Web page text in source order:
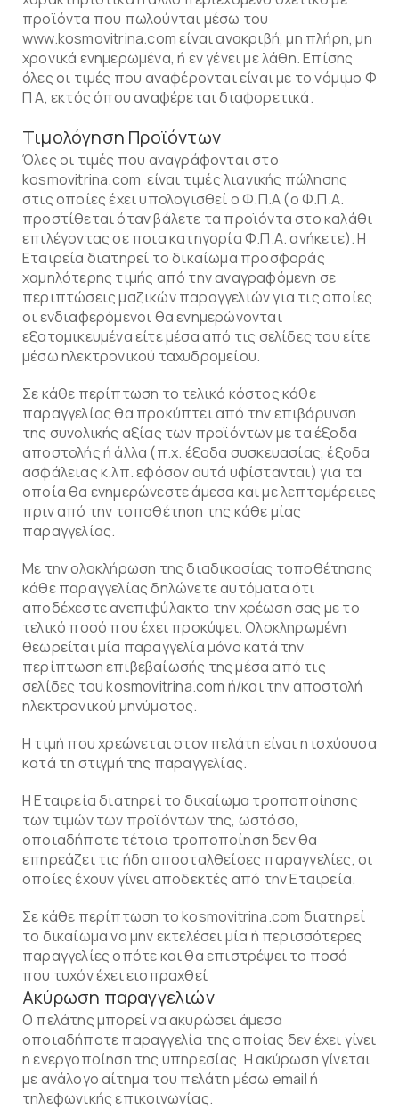
προϊόντα που πωλούνται μέσω του
www.kosmovitrina.com είναι ανακριβή, μη πλήρη, μη
χρονικά ενημερωμένα, ή εν γένει με λάθη. Επίσης
όλες οι τιμές που αναφέρονται είναι με το νόμιμο Φ
Π Α, εκτός όπου αναφέρεται διαφορετικά.
Τιμολόγηση Προϊόντων
Όλες οι τιμές που αναγράφονται στο
kosmovitrina.com είναι τιμές λιανικής πώλησης
στις οποίες έχει υπολογισθεί ο Φ.Π.Α (ο Φ.Π.Α.
προστίθεται όταν βάλετε τα προϊόντα στο καλάθι
επιλέγοντας σε ποια κατηγορία Φ.Π.Α. ανήκετε). Η
Εταιρεία διατηρεί το δικαίωμα προσφοράς
χαμηλότερης τιμής από την αναγραφόμενη σε
περιπτώσεις μαζικών παραγγελιών για τις οποίες
οι ενδιαφερόμενοι θα ενημερώνονται
εξατομικευμένα είτε μέσα από τις σελίδες του είτε
μέσω ηλεκτρονικού ταχυδρομείου.
Σε κάθε περίπτωση το τελικό κόστος κάθε
παραγγελίας θα προκύπτει από την επιβάρυνση
της συνολικής αξίας των προϊόντων με τα έξοδα
αποστολής ή άλλα (π.χ. έξοδα συσκευασίας, έξοδα
ασφάλειας κ.λπ. εφόσον αυτά υφίστανται) για τα
οποία θα ενημερώνεστε άμεσα και με λεπτομέρειες
πριν από την τοποθέτηση της κάθε μίας
παραγγελίας.
Με την ολοκλήρωση της διαδικασίας τοποθέτησης
κάθε παραγγελίας δηλώνετε αυτόματα ότι
αποδέχεστε ανεπιφύλακτα την χρέωση σας με το
τελικό ποσό που έχει προκύψει. Ολοκληρωμένη
θεωρείται μία παραγγελία μόνο κατά την
περίπτωση επιβεβαίωσής της μέσα από τις
σελίδες του kosmovitrina.com ή/και την αποστολή
ηλεκτρονικού μηνύματος.
Η τιμή που χρεώνεται στον πελάτη είναι η ισχύουσα
κατά τη στιγμή της παραγγελίας.
Η Εταιρεία διατηρεί το δικαίωμα τροποποίησης
των τιμών των προϊόντων της, ωστόσο,
οποιαδήποτε τέτοια τροποποίηση δεν θα
επηρεάζει τις ήδη αποσταλθείσες παραγγελίες, οι
οποίες έχουν γίνει αποδεκτές από την Εταιρεία.
Σε κάθε περίπτωση το kosmovitrina.com διατηρεί
το δικαίωμα να μην εκτελέσει μία ή περισσότερες
παραγγελίες οπότε και θα επιστρέψει το ποσό
που τυχόν έχει εισπραχθεί
Ακύρωση παραγγελιών
Ο πελάτης μπορεί να ακυρώσει άμεσα
οποιαδήποτε παραγγελία της οποίας δεν έχει γίνει
η ενεργοποίηση της υπηρεσίας. Η ακύρωση γίνεται
με ανάλογο αίτημα του πελάτη μέσω email ή
τηλεφωνικής επικοινωνίας.